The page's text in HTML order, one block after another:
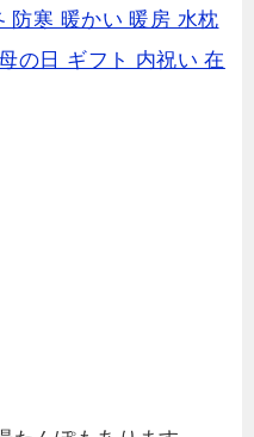
防寒 暖かい 暖房 水枕
の日 ギフト 内祝い 在